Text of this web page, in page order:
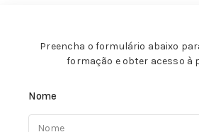
Preencha o formulário abaixo
formação e obter acesso à
Nome